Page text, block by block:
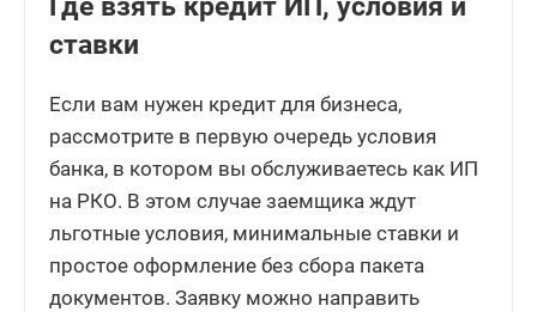
Где взять кредит ИП, условия и
ставки
Если вам нужен кредит для бизнеса,
рассмотрите в первую очередь условия
банка, в котором вы обслуживаетесь как ИП
на РКО. В этом случае заемщика ждут
льготные условия, минимальные ставки и
простое оформление без сбора пакета
документов. Заявку можно направить